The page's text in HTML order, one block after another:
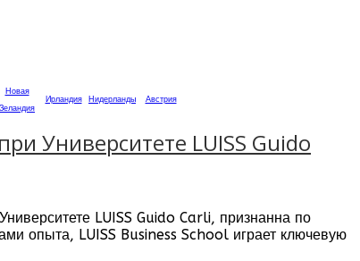
Новая
Зеландия
Ирландия Нидерланды Австрия
Университете LUISS Guido
LUISS Guido Carli, признанна по
опыта, LUISS Business School играет ключевую